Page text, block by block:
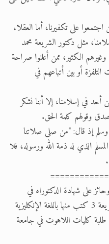
على تكفيرنا، أما العقلاء
مثل دكتور الشريعة محمد
الكثير، ممن أعلنوا صراحة
أو بين أتباعهم في
في إسلامنا، إلا أننا نشكر
وقولهم كلمة الحق.
وسلم إذ قال: "من صلى صلاتنا
الذي له ذمة الله ورسوله، فلا
على شهادة الدكتوراه في
الشريعة، وقد ألف 52 كتاب في الشريعة 3 كتب منها باللغة الإنكليزية
طلبة كليات اللاهوت في جامعة